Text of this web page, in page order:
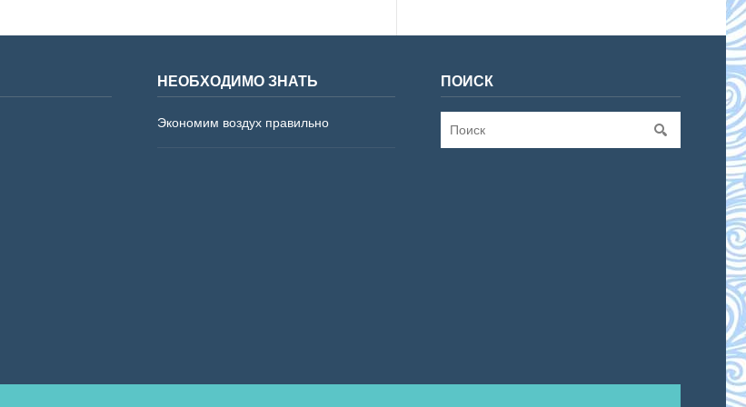
НЕОБХОДИМО ЗНАТЬ
Экономим воздух правильно
ПОИСК